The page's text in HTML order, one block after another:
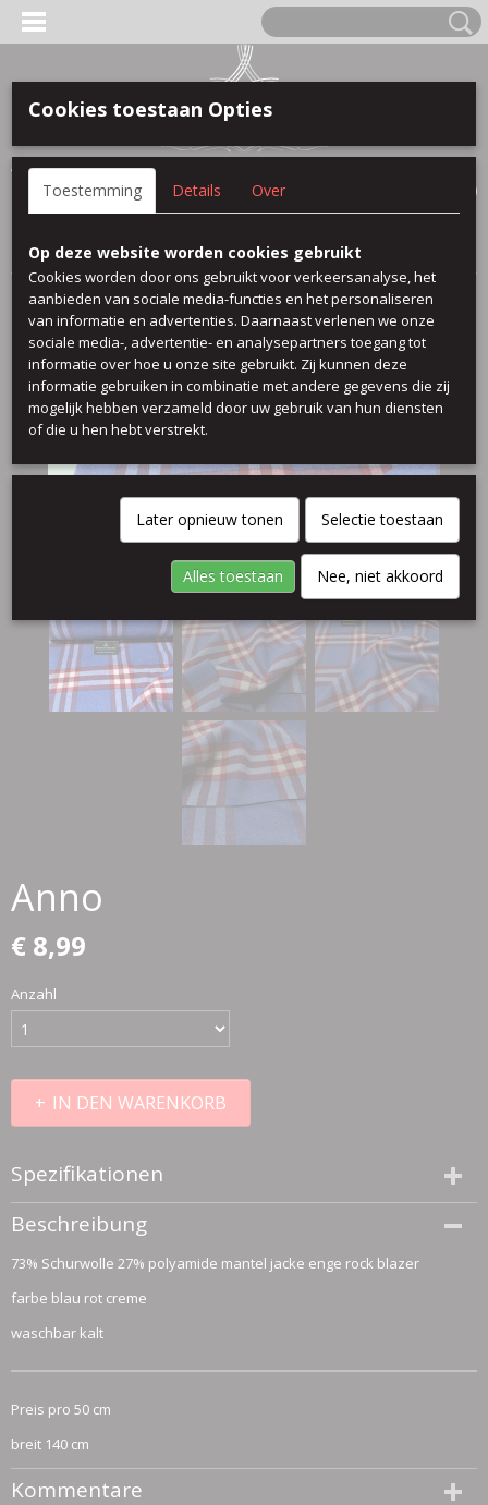
Anmelden Registrieren
(0)
Startseite>Wolle>Anno
Anno
€ 8,99
Anzahl
IN DEN WARENKORB
Spezifikationen
Größe (l,b,h)
50 x 140 x 0 cm
Beschreibung
73% Schurwolle 27% polyamide mantel jacke enge rock blazer
farbe blau rot creme
waschbar kalt
Preis pro 50 cm
breit 140 cm
Kommentare
Cookies toestaan Opties
Toestemming Details Over
Op deze website worden cookies gebruikt
Cookies worden door ons gebruikt voor verkeersanalyse, het
aanbieden van sociale media-functies en het personaliseren
van informatie en advertenties. Daarnaast verlenen we onze
sociale media-, advertentie- en analysepartners toegang tot
informatie over hoe u onze site gebruikt. Zij kunnen deze
informatie gebruiken in combinatie met andere gegevens die zij
mogelijk hebben verzameld door uw gebruik van hun diensten
of die u hen hebt verstrekt.
Later opnieuw tonen Selectie toestaan
Alles toestaan Nee, niet akkoord